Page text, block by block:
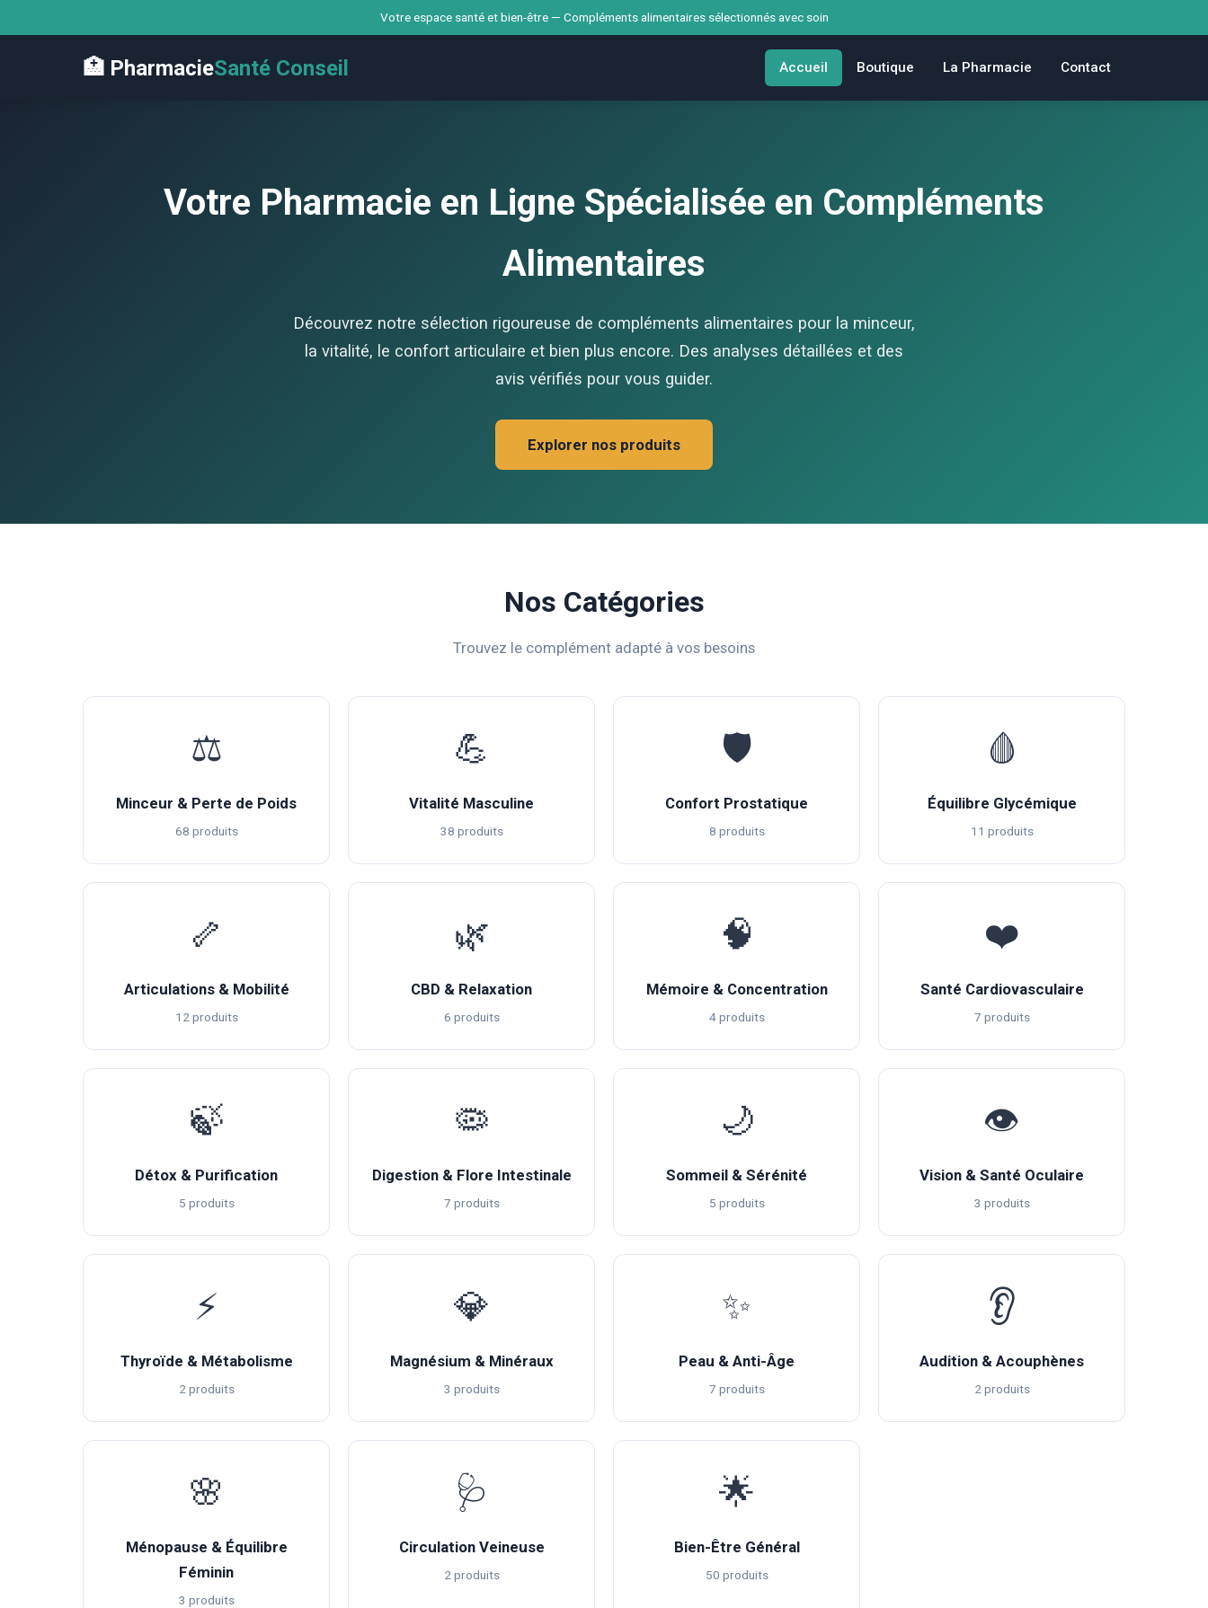
Votre espace santé et bien-être — Compléments alimentaires sélectionnés avec soin
🏥 PharmacieSanté Conseil Accueil Boutique La Pharmacie Contact
Votre Pharmacie en Ligne Spécialisée en Compléments
Alimentaires
Découvrez notre sélection rigoureuse de compléments alimentaires pour la minceur,
la vitalité, le confort articulaire et bien plus encore. Des analyses détaillées et des
avis vérifiés pour vous guider.
Explorer nos produits
Nos Catégories
Trouvez le complément adapté à vos besoins
⚖️
Minceur & Perte de Poids
68 produits
💪
Vitalité Masculine
38 produits
🛡️
Confort Prostatique
8 produits
🩸
Équilibre Glycémique
11 produits
🦴
Articulations & Mobilité
12 produits
🌿
CBD & Relaxation
6 produits
🧠
Mémoire & Concentration
4 produits
❤️
Santé Cardiovasculaire
7 produits
🍃
Détox & Purification
5 produits
🦠
Digestion & Flore Intestinale
7 produits
🌙
Sommeil & Sérénité
5 produits
👁️
Vision & Santé Oculaire
3 produits
⚡
Thyroïde & Métabolisme
2 produits
💎
Magnésium & Minéraux
3 produits
✨
Peau & Anti-Âge
7 produits
👂
Audition & Acouphènes
2 produits
🌸
Ménopause & Équilibre
Féminin
3 produits
🩺
Circulation Veineuse
2 produits
🌟
Bien-Être Général
50 produits